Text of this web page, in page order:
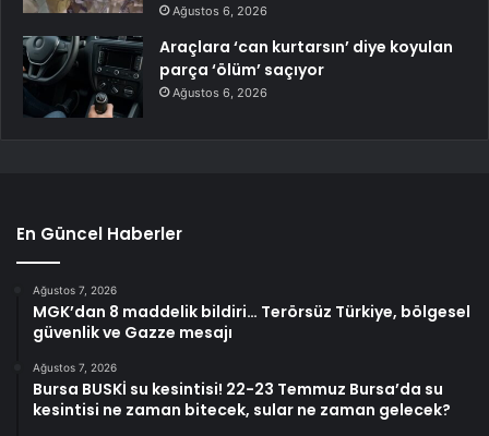
Ağustos 6, 2026
Araçlara ‘can kurtarsın’ diye koyulan
parça ‘ölüm’ saçıyor
Ağustos 6, 2026
En Güncel Haberler
Ağustos 7, 2026
MGK’dan 8 maddelik bildiri… Terörsüz Türkiye, bölgesel
güvenlik ve Gazze mesajı
Ağustos 7, 2026
Bursa BUSKİ su kesintisi! 22-23 Temmuz Bursa’da su
kesintisi ne zaman bitecek, sular ne zaman gelecek?